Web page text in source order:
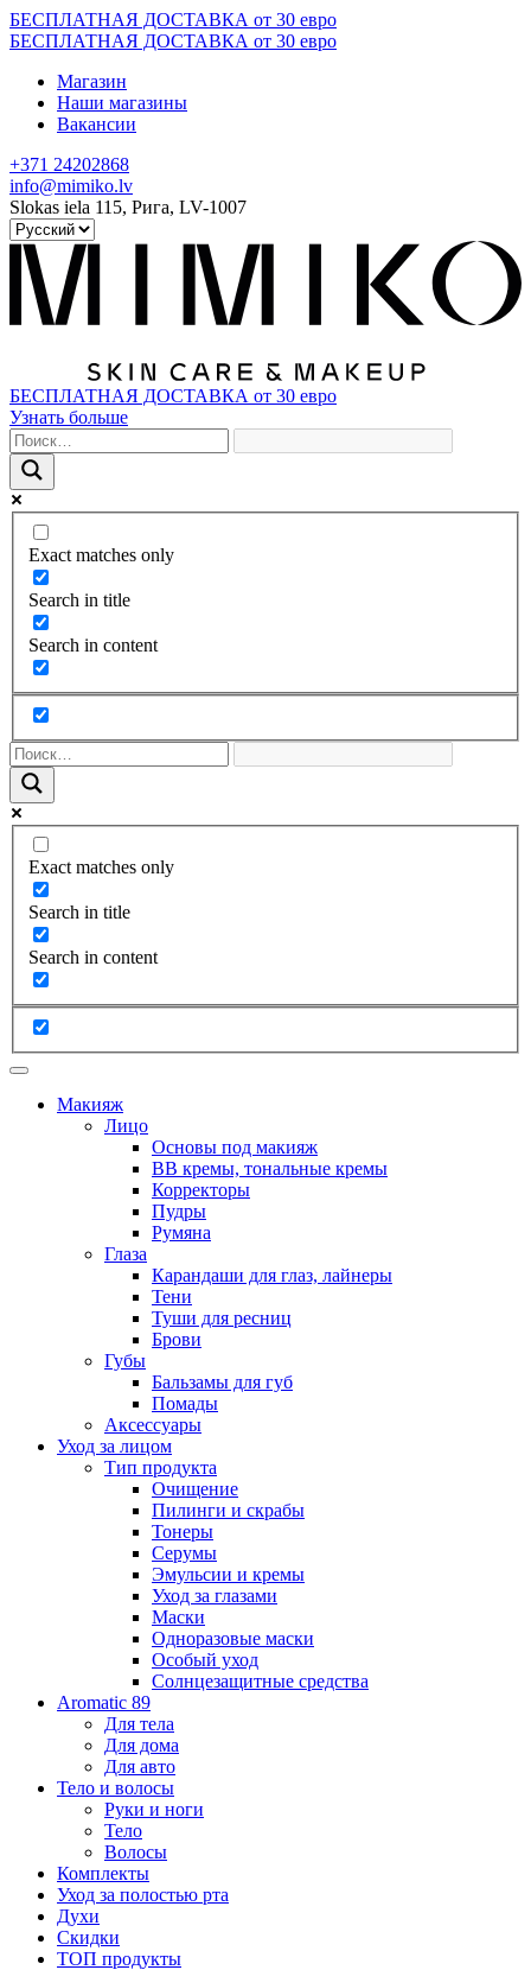
Skip
to
БЕСПЛАТНАЯ ДОСТАВКА от 30 евро
БЕСПЛАТНАЯ ДОСТАВКА от 30 евро
Магазин
Наши магазины
Вакансии
+371 24202868
info@mimiko.lv
Slokas iela 115, Рига, LV-1007
БЕСПЛАТНАЯ ДОСТАВКА от 30 евро
Узнать больше
Exact matches only
Search in title
Search in content
Exact matches only
Search in title
Search in content
Макияж
Лицо
Основы под макияж
BB кремы, тональные кремы
Корректоры
Пудры
Румяна
Глаза
Карандаши для глаз, лайнеры
Тени
Туши для ресниц
Брови
Губы
Бальзамы для губ
Помады
Аксессуары
Уход за лицом
Тип продукта
Очищение
Пилинги и скрабы
Тонеры
Серумы
Эмульсии и кремы
Уход за глазами
Маски
Одноразовые маски
Особый уход
Солнцезащитные средства
Aromatic 89
Для тела
Для дома
Для авто
Тело и волосы
Руки и ноги
Тело
Волосы
Комплекты
Уход за полостью рта
Духи
Скидки
ТОП продукты